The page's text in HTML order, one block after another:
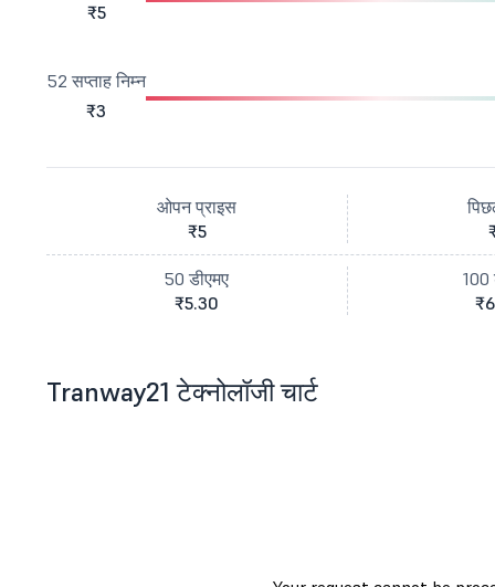
₹5
52 सप्ताह निम्न
₹3
ओपन प्राइस
₹5
50 डीएमए
₹5.30
100
Tranway21 टेक्नोलॉजी चार्ट